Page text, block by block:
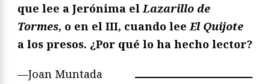
que lee a Jerónima elLazarillo de
Tormes, o en el III, cuando leeEl Quijote
a los presos. ¿Por qué lo ha hecho lector?
—Joan Muntada